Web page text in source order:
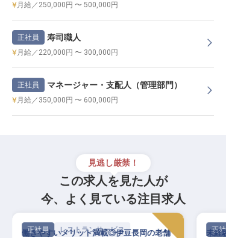
月給／250,000円 〜 500,000円
正社員 寿司職人
月給／220,000円 〜 300,000円
正社員 マネージャー・支配人（管理部門）
月給／350,000円 〜 600,000円
見逃し厳禁！
この求人を見た人が
今、よく見ている注目求人
正社員 レストランサービス
働きやすいメリット満載◎伊豆長岡の老舗
正社
未経